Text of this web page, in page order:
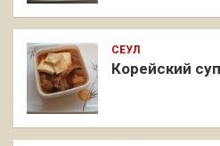
СЕУЛ
Корейский